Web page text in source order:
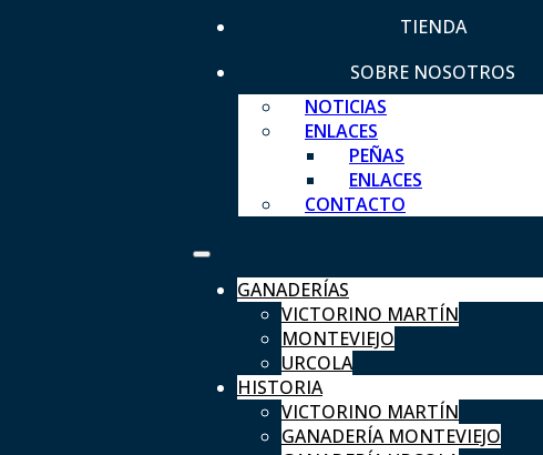
TIENDA
SOBRE NOSOTROS
NOTICIAS
ENLACES
PEÑAS
ENLACES
CONTACTO
GANADERÍAS
VICTORINO MARTÍN
MONTEVIEJO
URCOLA
HISTORIA
VICTORINO MARTÍN
GANADERÍA MONTEVIEJO